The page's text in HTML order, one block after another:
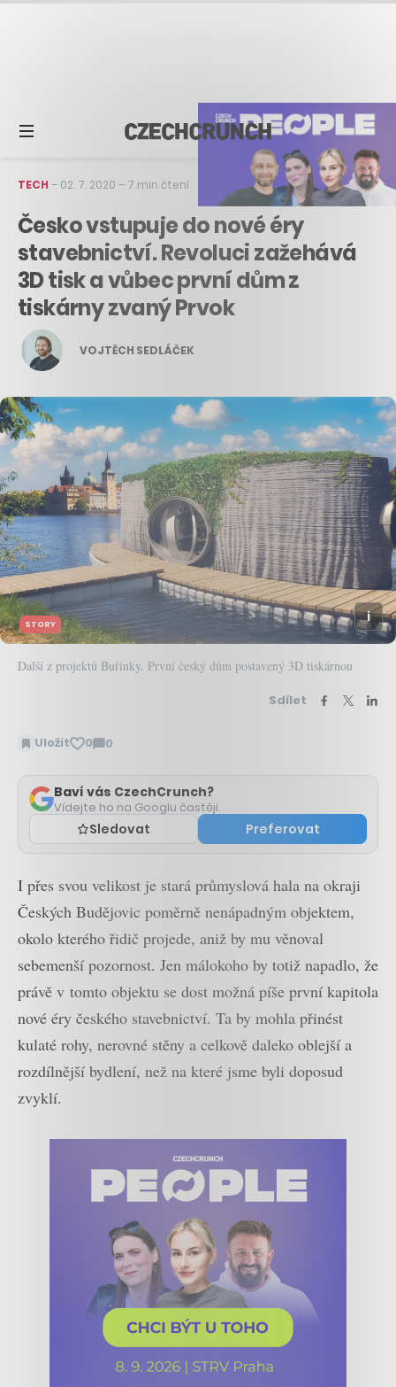
TECH – 02. 7. 2020 – 7 min čtení
Česko vstupuje do nové éry
stavebnictví. Revoluci zažehává
3D tisk a vůbec první dům z
tiskárny zvaný Prvok
VOJTĚCH SEDLÁČEK
STORY
Další z projektů Buřinky. První český dům postavený 3D tiskárnou
Sdílet
Uložit 0 0
Zobrazit
Baví vás CzechCrunch?
Vídejte ho na Googlu častěji.
Sledovat Preferovat
I přes svou velikost je stará průmyslová hala na okraji
Českých Budějovic poměrně nenápadným objektem,
okolo kterého řidič projede, aniž by mu věnoval
sebemenší pozornost. Jen málokoho by totiž napadlo, že
právě v tomto objektu se dost možná píše první kapitola
nové éry českého stavebnictví. Ta by mohla přinést
kulaté rohy, nerovné stěny a celkově daleko oblejší a
rozdílnější bydlení, než na které jsme byli doposud
zvyklí.